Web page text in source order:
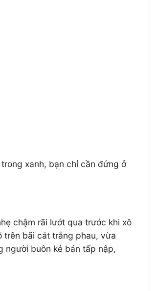
xanh, bạn chỉ cần đứng ở
chậm rãi lướt qua trước khi xô
trên bãi cát trắng phau, vừa
người buôn kẻ bán tấp nập,